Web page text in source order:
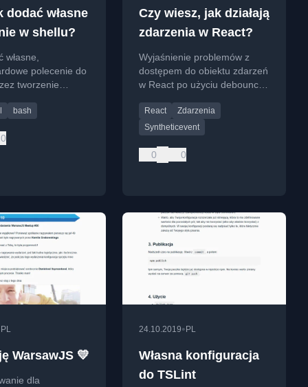
dodać własne
w shellu?
polecenie do
tworzenie
zmiennej PATH.
bash
0
Czy wiesz, jak działają
zdarzenia w React?
Wyjaśnienie problemów z
dostępem do obiektu zdarzeń
w React po użyciu debounce i
rozwiązać je za pomocą
metody persist().
React
Zdarzenia
Syntheticevent
0 0
PL
WarsawJS 💛
dla
24.10.2019• PL
Własna konfiguracja
do TSLint